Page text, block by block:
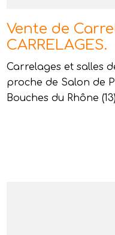
Vente de
CARRELAGES.
Carrelages et salles
proche de Salon de
Bouches du Rhône